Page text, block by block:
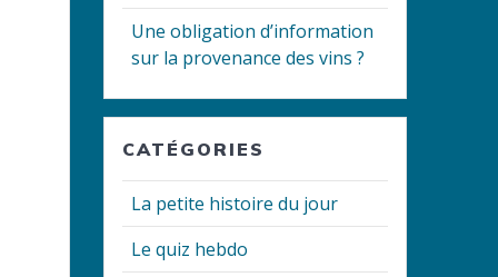
Une obligation d’information
sur la provenance des vins ?
CATÉGORIES
La petite histoire du jour
Le quiz hebdo